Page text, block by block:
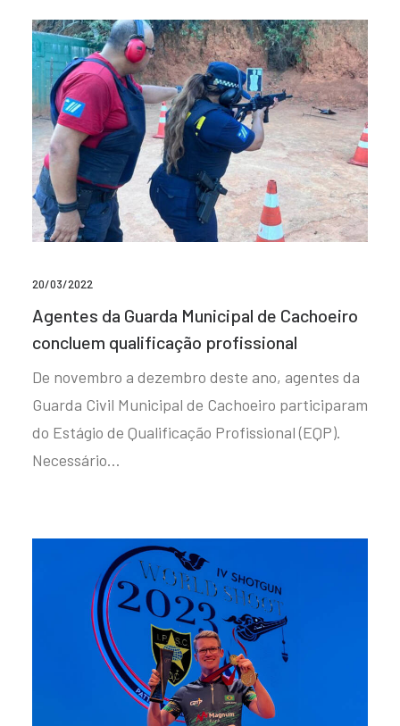
20/03/2022
Agentes da Guarda Municipal de Cachoeiro
concluem qualificação profissional
De novembro a dezembro deste ano, agentes da
Guarda Civil Municipal de Cachoeiro participaram
do Estágio de Qualificação Profissional (EQP).
Necessário…